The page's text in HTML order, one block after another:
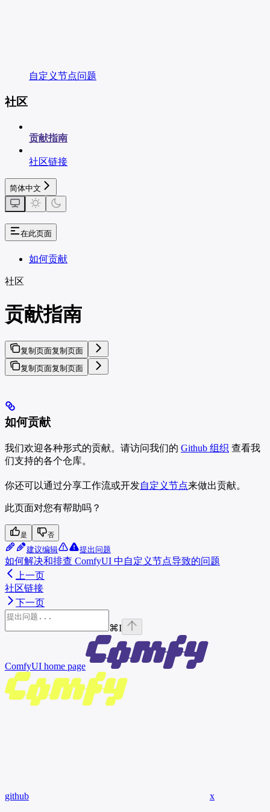
自定义节点问题
社区
贡献指南
社区链接
简体中文
在此页面
如何贡献
社区
贡献指南
复制页面复制页面
复制页面复制页面
如何贡献
我们欢迎各种形式的贡献。请访问我们的 Github 组织 查看我
们支持的各个仓库。
你还可以通过分享工作流或开发自定义节点来做出贡献。
此页面对您有帮助吗？
是 否
建议编辑 提出问题
如何解决和排查 ComfyUI 中自定义节点导致的问题
上一页
社区链接
下一页
⌘I
ComfyUI home page
github x